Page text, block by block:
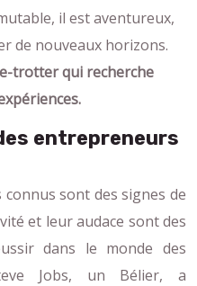
il est aventureux,
de nouveaux horizons.
trotter qui recherche
entrepreneurs
sont des signes de
et leur audace sont des
dans le monde des
Jobs, un Bélier, a